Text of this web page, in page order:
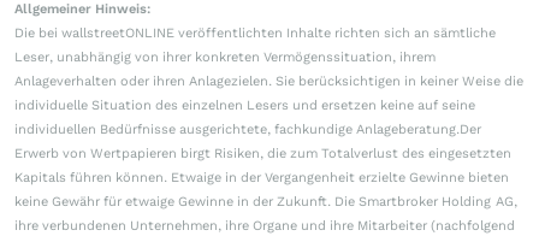
Allgemeiner Hinweis:
Die bei wallstreetONLINE veröffentlichten Inhalte richten sich an sämtliche
Leser, unabhängig von ihrer konkreten Vermögenssituation, ihrem
Anlageverhalten oder ihren Anlagezielen. Sie berücksichtigen in keiner Weise die
individuelle Situation des einzelnen Lesers und ersetzen keine auf seine
individuellen Bedürfnisse ausgerichtete, fachkundige Anlageberatung.Der
Erwerb von Wertpapieren birgt Risiken, die zum Totalverlust des eingesetzten
Kapitals führen können. Etwaige in der Vergangenheit erzielte Gewinne bieten
keine Gewähr für etwaige Gewinne in der Zukunft. Die Smartbroker Holding AG,
ihre verbundenen Unternehmen, ihre Organe und ihre Mitarbeiter (nachfolgend